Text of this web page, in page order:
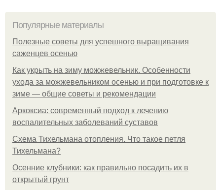
Популярные материалы
Полезные советы для успешного выращивания
саженцев осенью
Как укрыть на зиму можжевельник. Особенности
ухода за можжевельником осенью и при подготовке к
зиме — общие советы и рекомендации
Аркоксиа: современный подход к лечению
воспалительных заболеваний суставов
Схема Тихельмана отопления. Что такое петля
Тихельмана?
Осенние клубники: как правильно посадить их в
открытый грунт